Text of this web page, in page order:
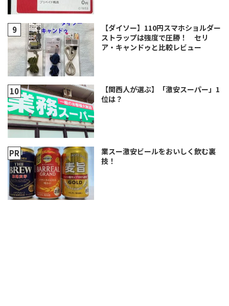
【ダイソー】110円スマホショルダー
ストラップは強度で圧勝！ セリ
ア・キャンドゥと比較レビュー
【関西人が選ぶ】「激安スーパー」1
位は？
業スー激安ビールをおいしく飲む裏
技！